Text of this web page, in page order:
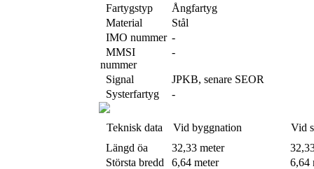
Fartygstyp
Ångfartyg
Material
Stål
IMO nummer -
MMSI
nummer
-
Signal
JPKB, senare SEOR
Systerfartyg
-
Teknisk data Vid byggnation
Vid
Längd öa
32,33 meter
Största bredd
6,64 meter
6,64